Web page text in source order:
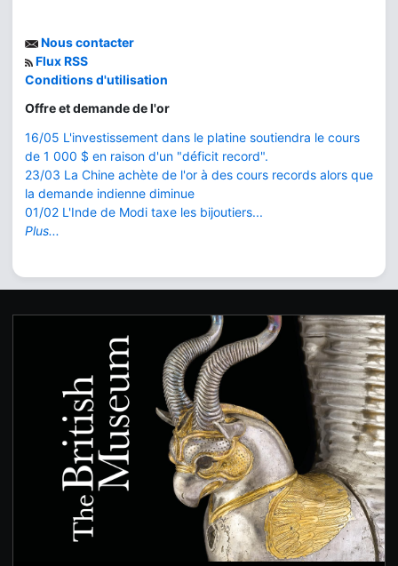
Nous contacter
Flux RSS
Conditions d'utilisation
Offre et demande de l'or
16/05 L'investissement dans le platine soutiendra le cours
de 1 000 $ en raison d'un "déficit record".
23/03 La Chine achète de l'or à des cours records alors que
la demande indienne diminue
01/02 L'Inde de Modi taxe les bijoutiers...
Plus...